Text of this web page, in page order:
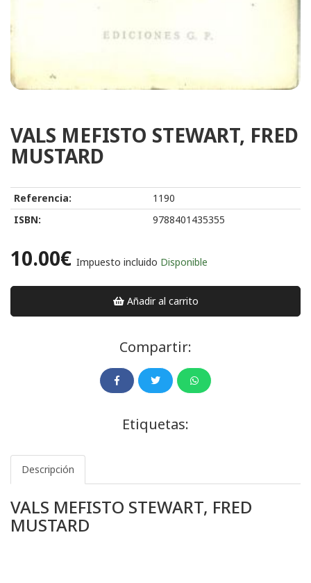
VALS MEFISTO STEWART, FRED
MUSTARD
Referencia:
1190
ISBN:
9788401435355
10.00€ Impuesto incluido Disponible
Añadir al carrito
Compartir:
Etiquetas:
Descripción
VALS MEFISTO STEWART, FRED
MUSTARD